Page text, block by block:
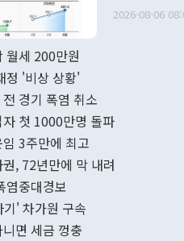
다. [정동영 통일부 장관이 지난달 23일 오후 서울 종로구 정부서울청사에
무너졌다고
함께 4자 대
료=한국은행] 한국은행이 6일 발표한 '2026년 6월 국제수지(잠정)'
며 월간 기
196.9% 급
수출은
2026-08-06
월세 200만원
정 '비상 상황'
경기 폭염 취소
첫 1000만명 돌파
3주만에 최고
, 72년만에 막 내려
염중대경보
' 차가원 구속
면 세금 껑충